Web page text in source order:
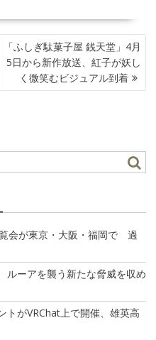
「ふしぎ駄菓子屋 銭天堂」4月
5日から新作放送、紅子が妖し
く微笑むビジュアル到着
会が東京・大阪・福岡で 過
ルーアを襲う新たな脅威を収め
トがVRChat上で開催、雄英高